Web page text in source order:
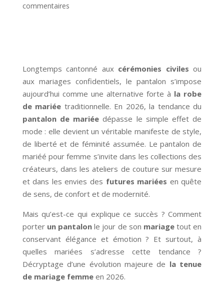
commentaires
Longtemps cantonné aux cérémonies civiles ou
aux mariages confidentiels, le pantalon s’impose
aujourd’hui comme une alternative forte à la robe
de mariée traditionnelle. En 2026, la tendance du
pantalon de mariée dépasse le simple effet de
mode : elle devient un véritable manifeste de style,
de liberté et de féminité assumée. Le pantalon de
mariéé pour femme s’invite dans les collections des
créateurs, dans les ateliers de couture sur mesure
et dans les envies des futures mariées en quête
de sens, de confort et de modernité.
Mais qu’est-ce qui explique ce succès ? Comment
porter un pantalon le jour de son mariagetout en
conservant élégance et émotion ? Et surtout, à
quelles mariées s’adresse cette tendance ?
Décryptage d’une évolution majeure de la tenue
de mariage femmeen 2026.